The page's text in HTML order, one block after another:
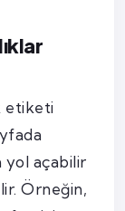
etiketi
yol açabilir
Örneğin,